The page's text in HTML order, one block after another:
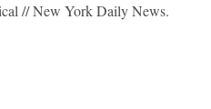
// New York Daily News.